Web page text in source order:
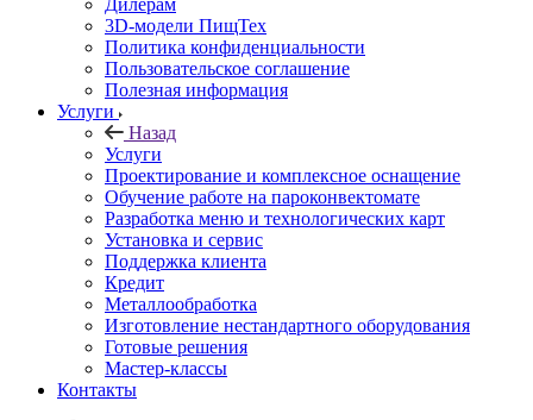
Дилерам
3D-модели ПищТех
Политика конфиденциальности
Пользовательское соглашение
Полезная информация
Услуги
Назад
Услуги
Проектирование и комплексное оснащение
Обучение работе на пароконвектомате
Разработка меню и технологических карт
Установка и сервис
Поддержка клиента
Кредит
Металлообработка
Изготовление нестандартного оборудования
Готовые решения
Мастер-классы
Контакты